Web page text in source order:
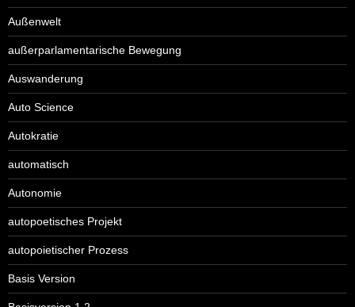
Außenwelt
außerparlamentarische Bewegung
Auswanderung
Auto Science
Autokratie
automatisch
Autonomie
autopoetisches Projekt
autopoietischer Prozess
Basis Version